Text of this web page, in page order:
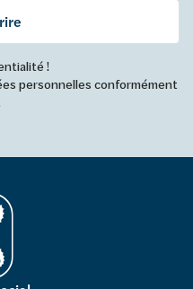
!
personnelles conformément